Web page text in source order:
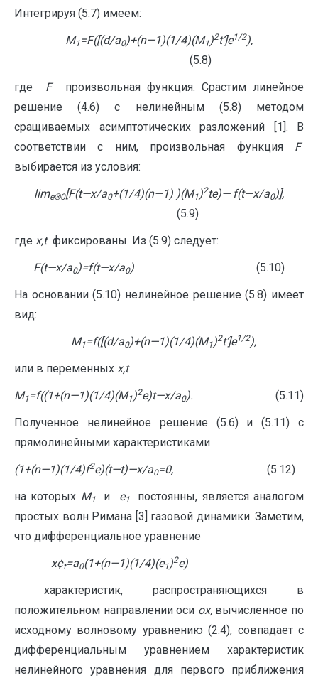
Интегрируя (5.7) имеем:
M1=F([(d/a0)+(n—1)(1/4)(M1)2t’]e1/2),
(5.8)
где Fпроизвольная функция. Срастим линейное
решение (4.6) с нелинейным (5.8) методом
сращиваемых асимптотических разложений [1]. В
соответствии с ним, произвольная функция F
выбирается из условия:
lime®0[F(t—x/a0+(1/4)(n—1) )(M1)2te)—f(t—x/a0)],
(5.9)
где x,tфиксированы. Из (5.9) следует:
F(t—x/a0)=f(t—x/a0)
(5.10)
На основании (5.10) нелинейное решение (5.8) имеет
вид:
M1=f([(d/a0)+(n—1)(1/4)(M1)2t’]e1/2),
или в переменных x,t
M1=f((1+(n—1)(1/4)(M1)2e)t—x/a0).
(5.11)
Полученное нелинейное решение (5.6) и (5.11) с
прямолинейными характеристиками
(1+(n—1)(1/4)f2e)(t—t)—x/a0=0,
(5.12)
на которых M1 и e1
постоянны, является аналогом
простых волн Римана [3] газовой динамики. Заметим,
что дифференциальное уравнение
x¢t=a0(1+(n—1)(1/4)(e1)2e)
характеристик, распространяющихся в
положительном направлении оси ox,вычисленное по
исходному волновому уравнению (2.4), совпадает с
дифференциальным уравнением характеристик
нелинейного уравнения для первого приближения